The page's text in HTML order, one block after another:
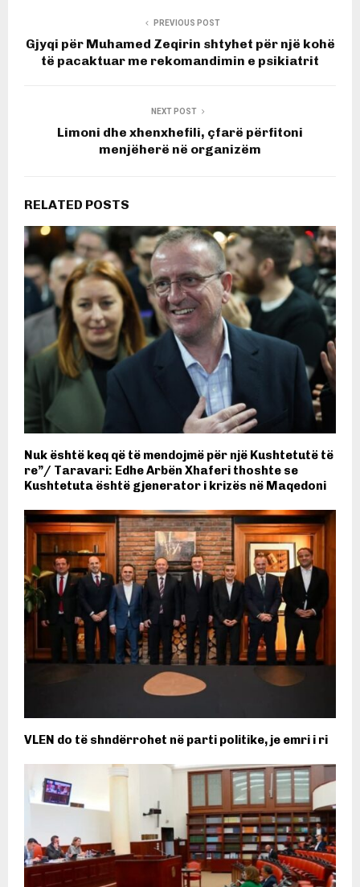
PREVIOUS POST
Gjyqi për Muhamed Zeqirin shtyhet për një kohë
të pacaktuar me rekomandimin e psikiatrit
NEXT POST
Limoni dhe xhenxhefili, çfarë përfitoni
menjëherë në organizëm
RELATED POSTS
Nuk është keq që të mendojmë për një Kushtetutë të
re”/ Taravari: Edhe Arbën Xhaferi thoshte se
Kushtetuta është gjenerator i krizës në Maqedoni
VLEN do të shndërrohet në parti politike, je emri i ri